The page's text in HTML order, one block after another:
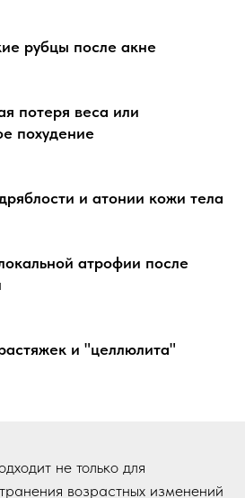
рубцы после акне
потеря веса или
похудение
и атонии кожи тела
атрофии после
и "целлюлита"
не только для
возрастных изменений